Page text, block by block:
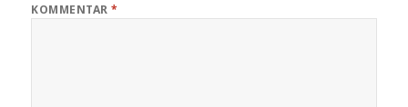
KOMMENTAR*